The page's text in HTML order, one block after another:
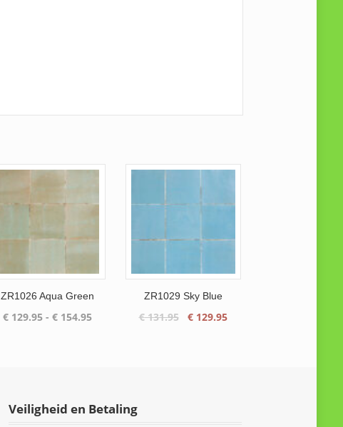
ZR1026 Aqua Green
€ 129.95 - € 154.95Prijsklasse:
ZR1029 Sky Blue
€131.95
Oorspronkelijke
€ 129.95Huidige
Veiligheid en Betaling